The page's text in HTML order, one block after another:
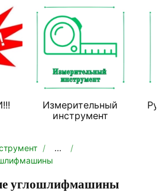
Измерительный
инструмент
...
углошлифмашины